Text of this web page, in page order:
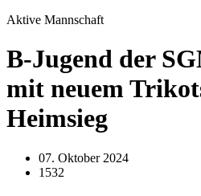
Aktive Mannschaft
B-Jugend der
mit neuem
Heimsieg
07. Oktober 2024
1532